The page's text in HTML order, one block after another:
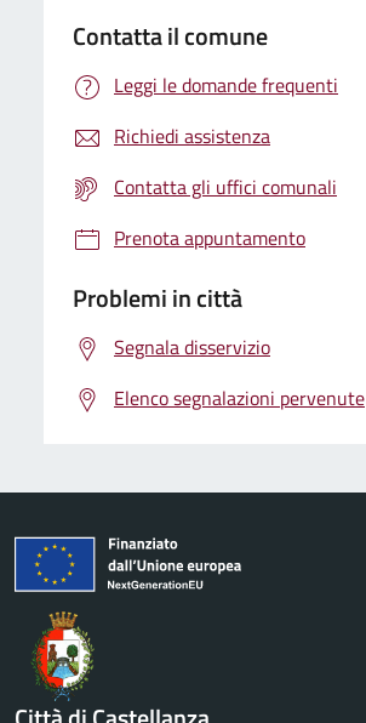
Contatta il comune
Leggi le domande frequenti
Richiedi assistenza
Contatta gli uffici comunali
Prenota appuntamento
Problemi in città
Segnala disservizio
Elenco segnalazioni pervenute